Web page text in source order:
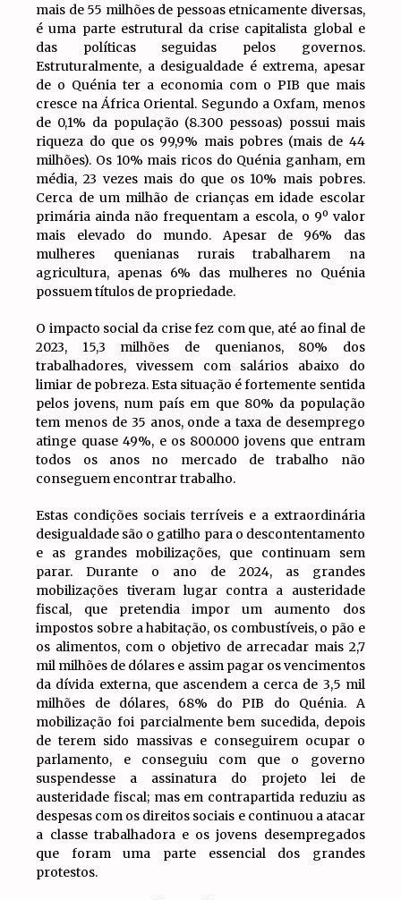
mais de 55 milhões de pessoas etnicamente diversas,
é uma parte estrutural da crise capitalista global e
das políticas seguidas pelos governos.
Estruturalmente, a desigualdade é extrema, apesar
de o Quénia ter a economia com o PIB que mais
cresce na África Oriental. Segundo a Oxfam, menos
de 0,1% da população (8.300 pessoas) possui mais
riqueza do que os 99,9% mais pobres (mais de 44
milhões). Os 10% mais ricos do Quénia ganham, em
média, 23 vezes mais do que os 10% mais pobres.
Cerca de um milhão de crianças em idade escolar
primária ainda não frequentam a escola, o 9º valor
mais elevado do mundo. Apesar de 96% das
mulheres quenianas rurais trabalharem na
agricultura, apenas 6% das mulheres no Quénia
possuem títulos de propriedade.
O impacto social da crise fez com que, até ao final de
2023, 15,3 milhões de quenianos, 80% dos
trabalhadores, vivessem com salários abaixo do
limiar de pobreza. Esta situação é fortemente sentida
pelos jovens, num país em que 80% da população
tem menos de 35 anos, onde a taxa de desemprego
atinge quase 49%, e os 800.000 jovens que entram
todos os anos no mercado de trabalho não
conseguem encontrar trabalho.
Estas condições sociais terríveis e a extraordinária
desigualdade são o gatilho para o descontentamento
e as grandes mobilizações, que continuam sem
parar. Durante o ano de 2024, as grandes
mobilizações tiveram lugar contra a austeridade
fiscal, que pretendia impor um aumento dos
impostos sobre a habitação, os combustíveis, o pão e
os alimentos, com o objetivo de arrecadar mais 2,7
mil milhões de dólares e assim pagar os vencimentos
da dívida externa, que ascendem a cerca de 3,5 mil
milhões de dólares, 68% do PIB do Quénia. A
mobilização foi parcialmente bem sucedida, depois
de terem sido massivas e conseguirem ocupar o
parlamento, e conseguiu com que o governo
suspendesse a assinatura do projeto lei de
austeridade fiscal; mas em contrapartida reduziu as
despesas com os direitos sociais e continuou a atacar
a classe trabalhadora e os jovens desempregados
que foram uma parte essencial dos grandes
protestos.